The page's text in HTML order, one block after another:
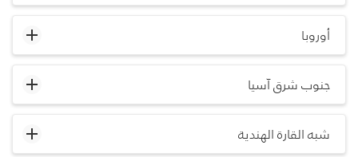
أوروبا
جنوب شرق آسيا
شبه القارة الهندية